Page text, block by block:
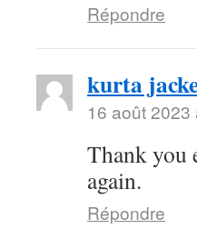
Répondre
kurta
16 août 2023
Thank you
again.
Répondre